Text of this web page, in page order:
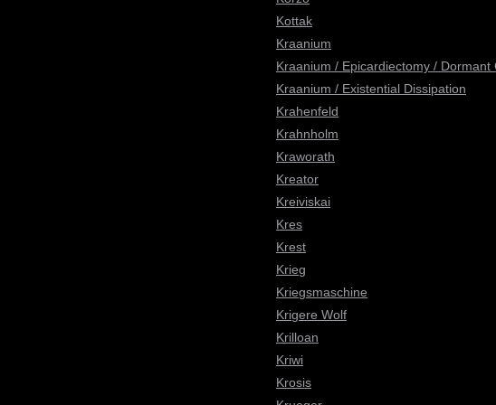
Kottak
Kraanium
Kraanium / Epicardiectomy / Dormant
Kraanium / Existential Dissipation
Krahenfeld
Krahnholm
Kraworath
Kreator
Kreiviskai
Kres
Krest
Krieg
Kriegsmaschine
Krigere Wolf
Krilloan
Kriwi
Krosis